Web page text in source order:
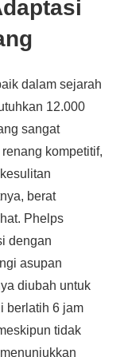
dalam sejarah
12.000
sangat
kompetitif,
berat
Phelps
dengan
asupan
diubah untuk
berlatih 6 jam
tidak